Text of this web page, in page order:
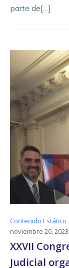
parte de[…]
Contenido Estático
noviembre 20, 2023
XXVII
Judicial